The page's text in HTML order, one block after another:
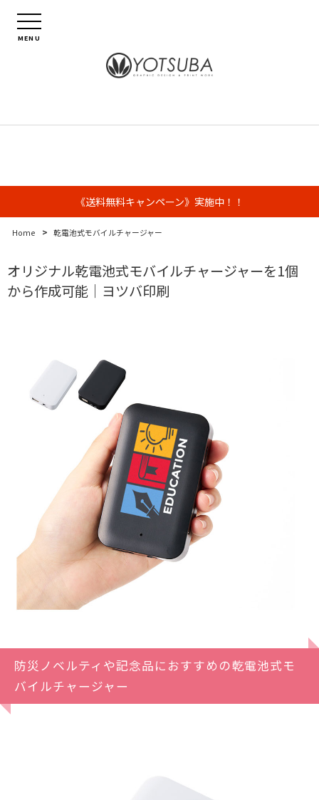
MENU
《送料無料キャンペーン》実施中！！
Home > 乾電池式モバイルチャージャー
オリジナル乾電池式モバイルチャージャーを1個
から作成可能｜ヨツバ印刷
防災ノベルティや記念品におすすめの乾電池式モ
バイルチャージャー